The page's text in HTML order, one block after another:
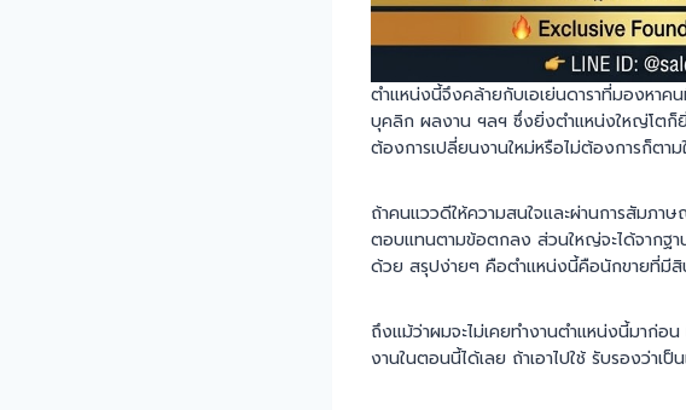
ตำแหน่งนี้จึงคล้ายกับเอเย่นดาราที่มองหาค
บุคลิก ผลงาน ฯลฯ ซึ่งยิ่งตำแหน่งใหญ่โตก็
ต้องการเปลี่ยนงานใหม่หรือไม่ต้องการก็ตา
ถ้าคนแววดีให้ความสนใจและผ่านการสัมภ
ตอบแทนตามข้อตกลง ส่วนใหญ่จะได้จากฐ
ด้วย สรุปง่ายๆ คือตำแหน่งนี้คือนักขายที่มีสิ
ถึงแม้ว่าผมจะไม่เคยทำงานตำแหน่งนี้มาก่อ
งานในตอนนี้ได้เลย ถ้าเอาไปใช้ รับรองว่าเ